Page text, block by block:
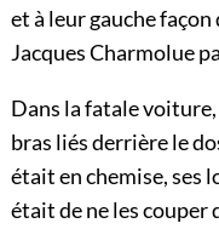
et à leur gauche
Jacques Charmolue
Dans la fatale
bras liés derrière le
était en chemise, ses
était de ne les couper